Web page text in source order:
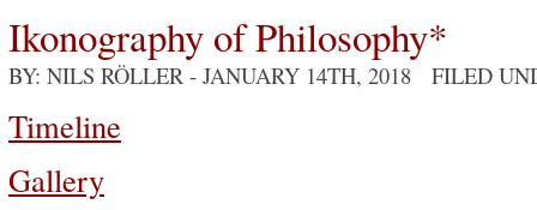
Ikonography of Philosophy*
BY: NILS RÖLLER - JANUARY 14TH, 2018 FILED
Timeline
Gallery